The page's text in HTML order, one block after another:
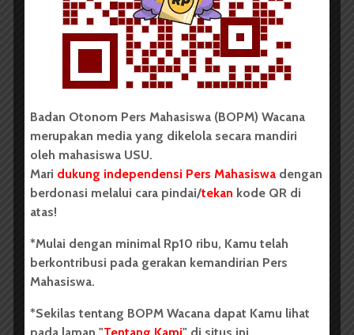
BERITA KAMPUS
Wadah Kreativitas Mahasiswa,
KBSI USU Luncurkan Akun...
KBSI USU Laksanakan
Badan Otonom Pers Mahasiswa (BOPM) Wacana
merupakan media yang dikelola secara mandiri
oleh mahasiswa USU.
Mari dukung independensi Pers Mahasiswa dengan
berdonasi melalui cara pindai/tekan kode QR di
atas!
*Mulai dengan minimal Rp10 ribu, Kamu telah
berkontribusi pada gerakan kemandirian Pers
Mahasiswa.
*Sekilas tentang BOPM Wacana dapat Kamu lihat